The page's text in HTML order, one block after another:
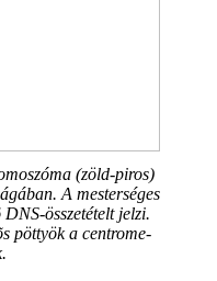
(zöld-piros)
A mesterséges
összetételt jelzi.
pöttyök a centrome-